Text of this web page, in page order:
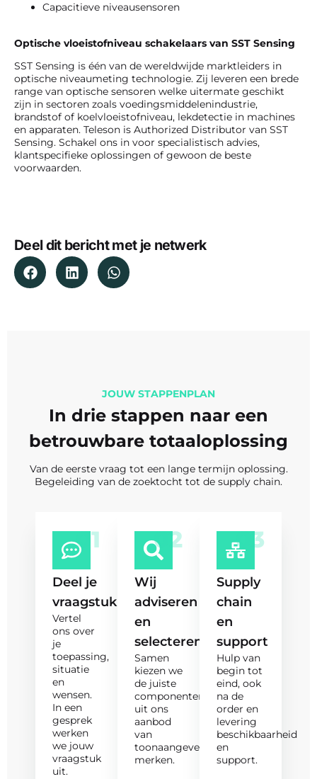
Capacitieve niveausensoren
Optische vloeistofniveau schakelaars van SST Sensing
SST Sensing is één van de wereldwijde marktleiders in
optische niveaumeting technologie. Zij leveren een brede
range van optische sensoren welke uitermate geschikt
zijn in sectoren zoals voedingsmiddelenindustrie,
brandstof of koelvloeistofniveau, lekdetectie in machines
en apparaten. Teleson is Authorized Distributor van SST
Sensing. Schakel ons in voor specialistisch advies,
klantspecifieke oplossingen of gewoon de beste
voorwaarden.
Deel dit bericht met je netwerk
JOUW STAPPENPLAN
In drie stappen naar een
betrouwbare totaaloplossing
Van de eerste vraag tot een lange termijn oplossing.
Begeleiding van de zoektocht tot de supply chain.
Deel je
vraagstuk
Vertel
ons over
je
toepassing,
situatie
en
wensen.
In een
gesprek
werken
we jouw
vraagstuk
uit.
01
Wij
adviseren
en
selecteren
Samen
kiezen we
de juiste
componenten
uit ons
aanbod
van
toonaangevende
merken.
02
Supply
chain
en
support
Hulp van
begin tot
eind, ook
na de
order en
levering
beschikbaarheid
en
support.
03